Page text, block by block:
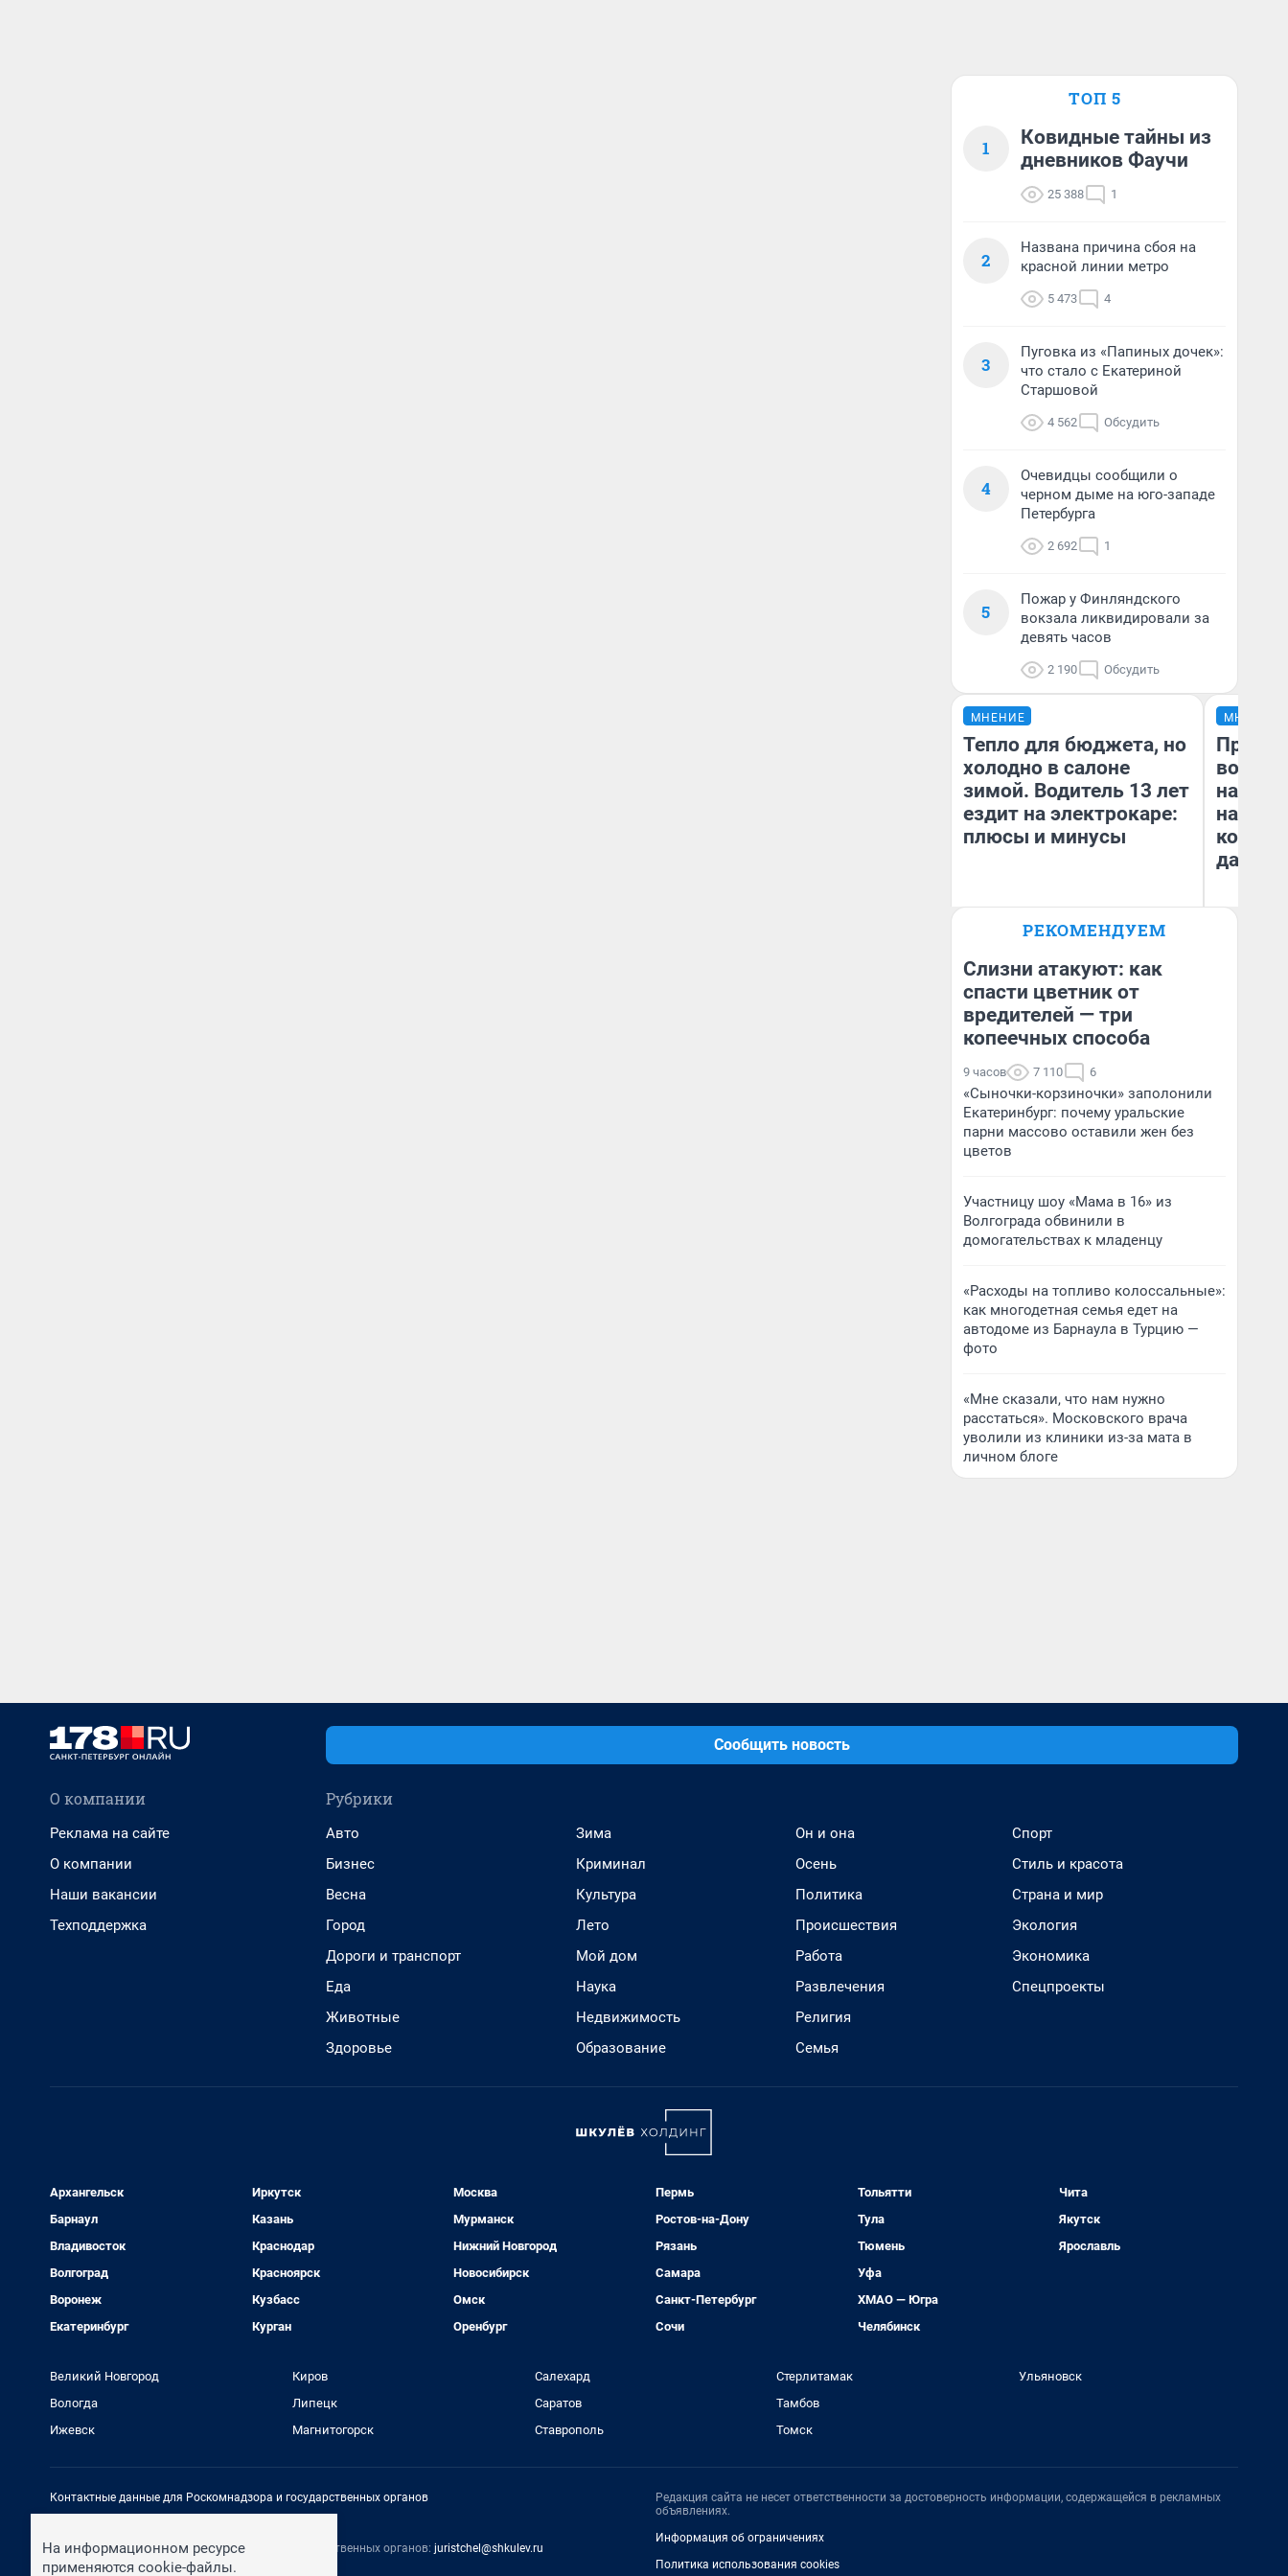
ТОП 5
1
Ковидные тайны из
дневников Фаучи
25 388 1
2
Названа причина сбоя на
красной линии метро
5 473 4
3
Пуговка из «Папиных дочек»:
что стало с Екатериной
Старшовой
4 562 Обсудить
4
Очевидцы сообщили о
черном дыме на юго-западе
Петербурга
2 692 1
5
Пожар у Финляндского
вокзала ликвидировали за
девять часов
2 190 Обсудить
МНЕНИЕ
Тепло для бюджета, но
холодно в салоне
зимой. Водитель 13 лет
ездит на электрокаре:
плюсы и минусы
Денис Дедюхин
МНЕНИЕ
нам
даже
РЕКОМЕНДУЕМ
Слизни атакуют: как
спасти цветник от
вредителей — три
копеечных способа
9 часов 7 110 6
«Сыночки-корзиночки» заполонили
Екатеринбург: почему уральские
парни массово оставили жен без
цветов
Участницу шоу «Мама в 16» из
Волгограда обвинили в
домогательствах к младенцу
«Расходы на топливо колоссальные»:
как многодетная семья едет на
автодоме из Барнаула в Турцию —
фото
«Мне сказали, что нам нужно
расстаться». Московского врача
уволили из клиники из-за мата в
личном блоге
Сообщить новость
О компании
Реклама на сайте
О компании
Наши вакансии
Техподдержка
Рубрики
Авто
Бизнес
Весна
Город
Дороги и транспорт
Еда
Животные
Здоровье
Зима
Криминал
Культура
Лето
Мой дом
Наука
Недвижимость
Образование
Он и она
Осень
Политика
Происшествия
Работа
Развлечения
Религия
Семья
Спорт
Стиль и красота
Страна и мир
Экология
Экономика
Спецпроекты
Архангельск
Барнаул
Владивосток
Волгоград
Воронеж
Екатеринбург
Иркутск
Казань
Краснодар
Красноярск
Кузбасс
Курган
Москва
Мурманск
Нижний Новгород
Новосибирск
Омск
Оренбург
Пермь
Ростов-на-Дону
Рязань
Самара
Санкт-Петербург
Сочи
Тольятти
Тула
Тюмень
Уфа
ХМАО — Югра
Челябинск
Чита
Якутск
Ярославль
Великий Новгород
Вологда
Ижевск
Киров
Липецк
Магнитогорск
Салехард
Саратов
Ставрополь
Стерлитамак
Тамбов
Томск
Ульяновск
Контактные данные для Роскомнадзора и государственных органов
Контактные данные для Роскомнадзора и государственных органов: juristchel@shkulev.ru
Техподдержка: help@shkulev.ru
Редакция сайта не несет ответственности за достоверность информации, содержащейся в рекламных
объявлениях.
Информация об ограничениях
Политика использования cookies
На информационном ресурсе
применяются cookie-файлы.